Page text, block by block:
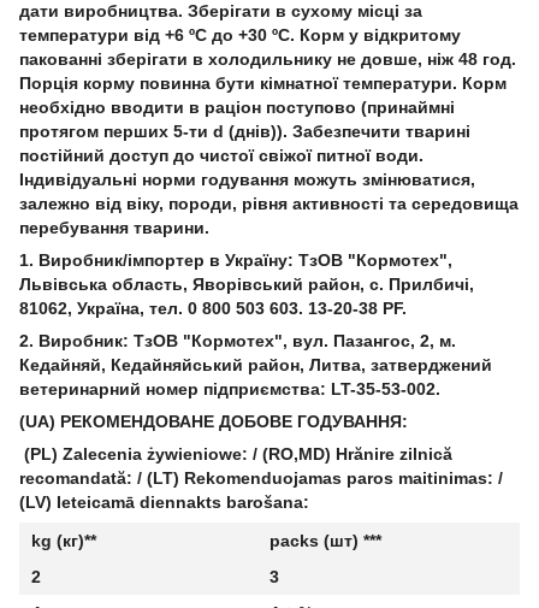
дати виробництва. Зберігати в сухому місці за
температури від +6 ºС до +30 ºС. Корм у відкритому
пакованні зберігати в холодильнику не довше, ніж 48 год.
Порція корму повинна бути кімнатної температури. Корм
необхідно вводити в раціон поступово (принаймні
протягом перших 5-ти d (днів)). Забезпечити тварині
постійний доступ до чистої свіжої питної води.
Індивідуальні норми годування можуть змінюватися,
залежно від віку, породи, рівня активності та середовища
перебування тварини.
1. Виробник/імпортер в Україну: ТзОВ "Кормотех",
Львівська область, Яворівський район, с. Прилбичі,
81062, Україна, тел. 0 800 503 603. 13-20-38 PF.
2. Виробник: ТзОВ "Кормотех", вул. Пазангос, 2, м.
Кедайняй, Кедайняйський район, Литва, затверджений
ветеринарний номер підприємства: LT-35-53-002.
(UA) РЕКОМЕНДОВАНЕ ДОБОВЕ ГОДУВАННЯ:
(PL) Zalecenia żywieniowe: / (RO,MD) Hrănire zilnică
recomandată: / (LT) Rekomenduojamas paros maitinimas: /
(LV) Ieteicamā diennakts barošana:
kg (кг)**
packs (шт) ***
2
3